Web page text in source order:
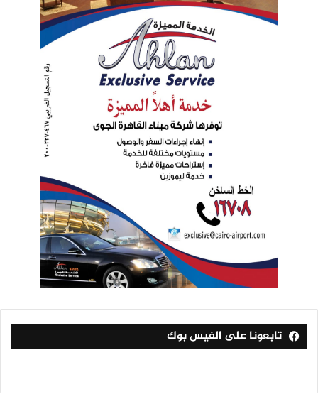
تابعونا على الفيس بوك